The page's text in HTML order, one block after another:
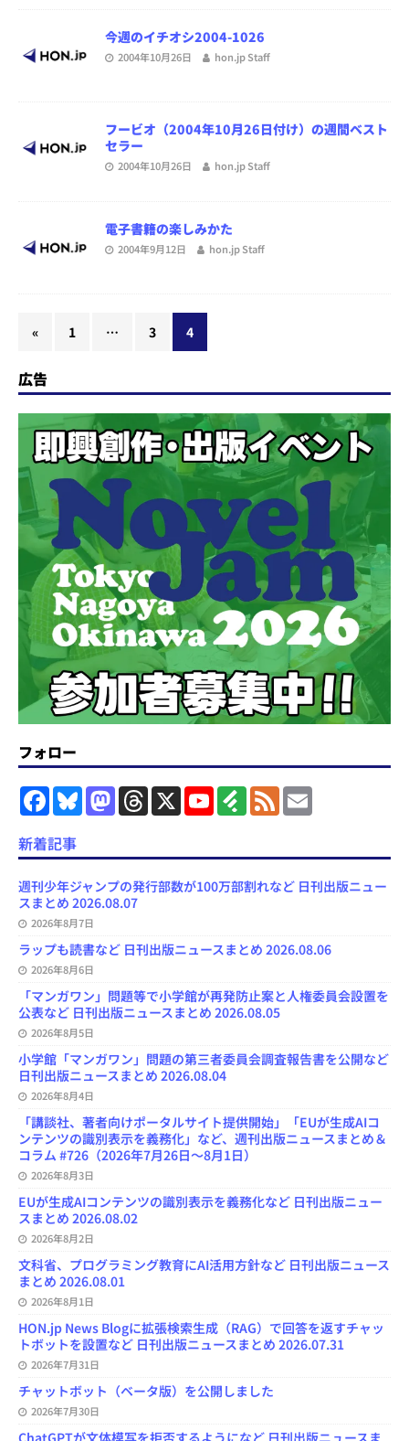
今週のイチオシ2004-1026
2004年10月26日 hon.jp Staff
フービオ（2004年10月26日付け）の週間ベスト
セラー
2004年10月26日 hon.jp Staff
電子書籍の楽しみかた
2004年9月12日 hon.jp Staff
« 1 … 3 4
広告
フォロー
F
a
e
b
o
k
B
s
y
M
a
o
o
n
T
h
a
s
X
Y
o
u
e
C
n
F
e
l
F
e
l
新着記事
週刊少年ジャンプの発行部数が100万部割れなど 日刊出版ニュー
スまとめ 2026.08.07
2026年8月7日
ラップも読書など 日刊出版ニュースまとめ 2026.08.06
2026年8月6日
「マンガワン」問題等で小学館が再発防止案と人権委員会設置を
公表など 日刊出版ニュースまとめ 2026.08.05
2026年8月5日
小学館「マンガワン」問題の第三者委員会調査報告書を公開など
日刊出版ニュースまとめ 2026.08.04
2026年8月4日
「講談社、著者向けポータルサイト提供開始」「EUが生成AIコ
ンテンツの識別表示を義務化」など、週刊出版ニュースまとめ＆
コラム #726（2026年7月26日～8月1日）
2026年8月3日
EUが生成AIコンテンツの識別表示を義務化など 日刊出版ニュー
スまとめ 2026.08.02
2026年8月2日
文科省、プログラミング教育にAI活用方針など 日刊出版ニュース
まとめ 2026.08.01
2026年8月1日
HON.jp News Blogに拡張検索生成（RAG）で回答を返すチャッ
トボットを設置など 日刊出版ニュースまとめ 2026.07.31
2026年7月31日
チャットボット（ベータ版）を公開しました
2026年7月30日